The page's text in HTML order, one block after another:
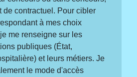
de contractuel. Pour cibler
à mes choix
me renseigne sur les
publiques (État,
et leurs métiers. Je
le mode d'accès